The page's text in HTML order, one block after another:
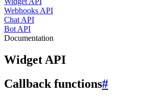
Webhooks API
Chat API
Bot API
Documentation
Widget API
Callback functions#